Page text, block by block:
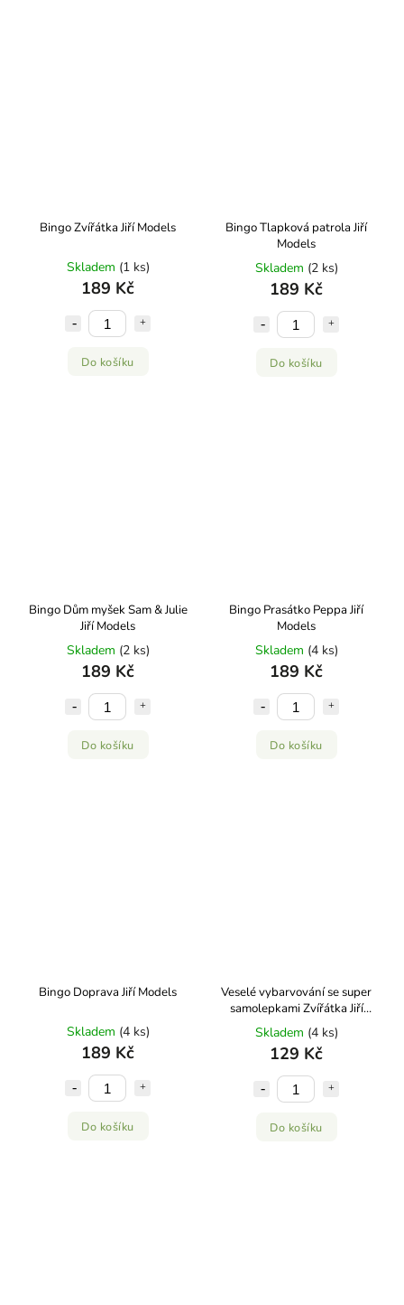
Bingo Zvířátka Jiří Models
Skladem (1 ks)
189 Kč
Do košíku
Bingo Tlapková patrola Jiří
Models
Skladem (2 ks)
189 Kč
Do košíku
Bingo Dům myšek Sam & Julie
Jiří Models
Skladem (2 ks)
189 Kč
Do košíku
Bingo Prasátko Peppa Jiří
Models
Skladem (4 ks)
189 Kč
Do košíku
Bingo Doprava Jiří Models
Skladem (4 ks)
189 Kč
Do košíku
Veselé vybarvování se super
samolepkami Zvířátka Jiří
Models
Skladem (4 ks)
129 Kč
Do košíku